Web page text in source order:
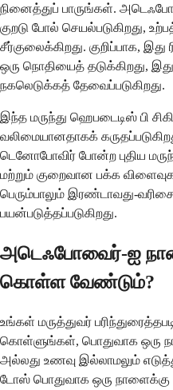
நினைத்துப் பாருங்கள்.
குறடு போல் செயல்படுகிறது,
சீர்குலைக்கிறது. குறிப்பாக,
ஒரு நொதியைத் தடுக்கிறது,
நகலெடுக்கத் தேவைப்படுகிறது.
இந்த மருந்து ஹெபடைடிஸ் பி
வலிமையானதாகக்
டெனோபோவிர் போன்ற புதிய
மற்றும் குறைவான பக்க
பெரும்பாலும் இரண்டாவது-
பயன்படுத்தப்படுகிறது.
அடெஃபோவைர்-ஐ நான்
கொள்ள வேண்டும்?
உங்கள் மருத்துவர்
கொள்ளுங்கள், பொதுவாக ஒரு
அல்லது உணவு இல்லாமலும்
டோஸ் பொதுவாக ஒரு நாளைக்கு